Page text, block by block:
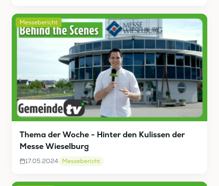
Messebericht
Thema der Woche - Hinter den Kulissen der
Messe Wieselburg
17.05.2024 Messebericht